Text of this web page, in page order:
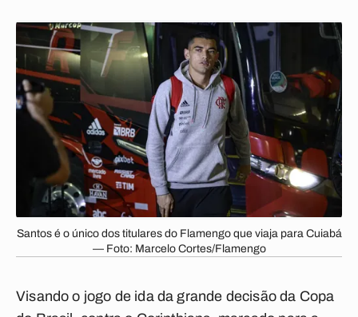
Santos é o único dos titulares do Flamengo que viaja para Cuiabá
— Foto: Marcelo Cortes/Flamengo
Visando o jogo de ida da grande decisão da Copa